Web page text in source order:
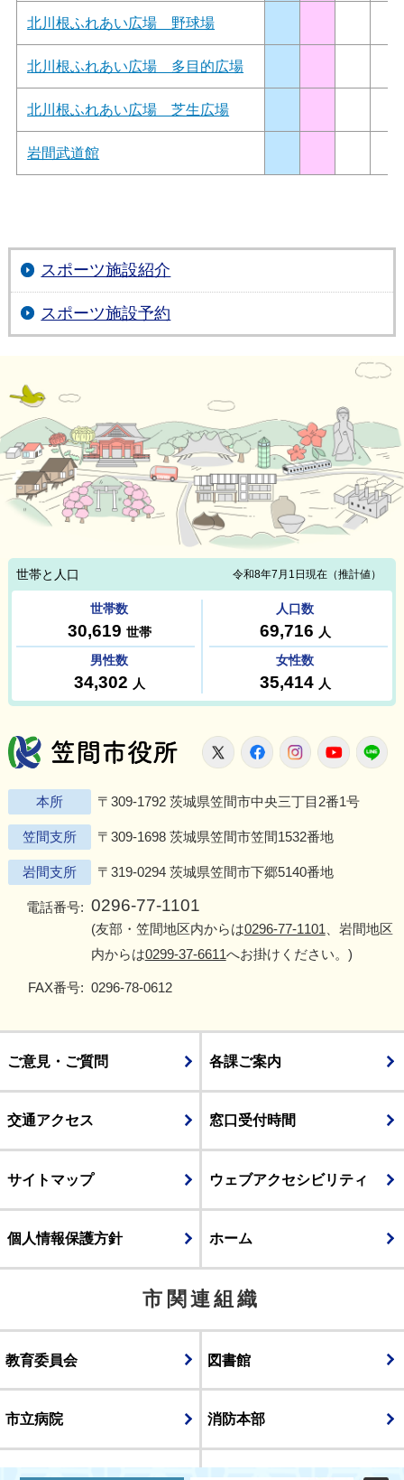
北川根ふれあい広場 野球場
北川根ふれあい広場 多目的広場
北川根ふれあい広場 芝生広場
岩間武道館
スポーツ施設紹介
スポーツ施設予約
笠間市役所
X FacebookInstagram
本所 〒309-1792 茨城県笠間市中央三丁目2番1号
笠間支所 〒309-1698 茨城県笠間市笠間1532番地
岩間支所 〒319-0294 茨城県笠間市下郷5140番地
電話番号: 0296-77-1101
(友部・笠間地区内からは0296-77-1101 、岩間地区
内からは0299-37-6611へお掛けください。)
FAX番号: 0296-78-0612
ご意見・ご質問 各課ご案内
交通アクセス 窓口受付時間
サイトマップ ウェブアクセシビリティ
個人情報保護方針 ホーム
市関連組織
教育委員会 図書館
市立病院 消防本部